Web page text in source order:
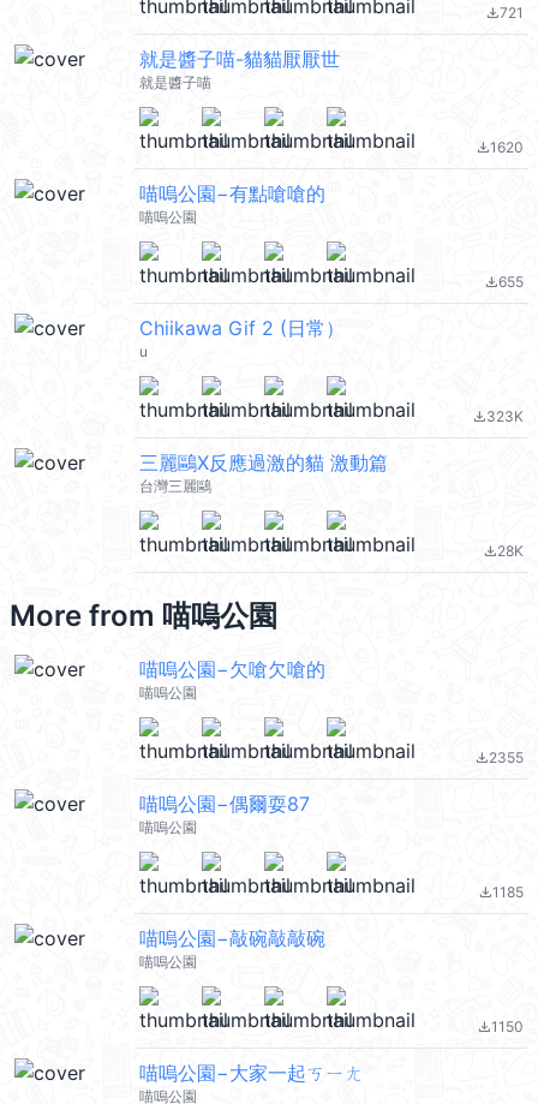
file_download721
就是醬子喵-貓貓厭厭世
就是醬子喵
file_download1620
喵嗚公園−有點嗆嗆的
喵嗚公園
file_download655
Chiikawa Gif 2 (日常）
u
file_download323K
三麗鷗X反應過激的貓 激動篇
台灣三麗鷗
file_download28K
More from 喵嗚公園
喵嗚公園−欠嗆欠嗆的
喵嗚公園
file_download2355
喵嗚公園−偶爾耍87
喵嗚公園
file_download1185
喵嗚公園−敲碗敲敲碗
喵嗚公園
file_download1150
喵嗚公園−大家一起ㄎㄧㄤ
喵嗚公園